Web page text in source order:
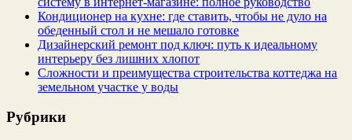
Кондиционер на кухне: где ставить, чтобы не дуло на
обеденный стол и не мешало готовке
Дизайнерский ремонт под ключ: путь к идеальному
интерьеру без лишних хлопот
Сложности и преимущества строительства коттеджа на
земельном участке у воды
Рубрики